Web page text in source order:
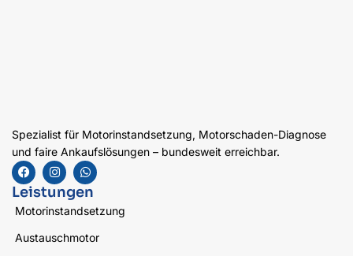
Spezialist für Motorinstandsetzung, Motorschaden-Diagnose
und faire Ankaufslösungen – bundesweit erreichbar.
Leistungen
Motorinstandsetzung
Austauschmotor